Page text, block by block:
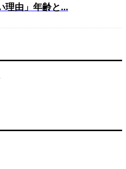
理由」年齢と...